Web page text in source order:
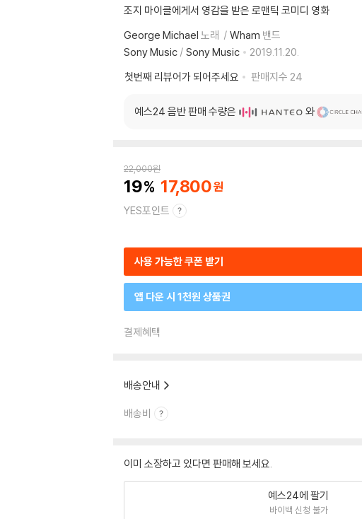
조지 마이클에게서 영감을 받은 로맨틱 코미디 영화
George Michael 노래 Wham 밴드
Sony Music / Sony Music
2019.11.20.
첫번째 리뷰어가 되어주세요
판매지수 24
예스24 음반 판매 수량은 와
22,000원
19 17,800
YES포인트
사용 가능한 쿠폰 받기
앱 다운 시 1천원 상품권
결제혜택
배송안내
배송비
이미 소장하고 있다면 판매해 보세요.
예스24에 팔기
바이백 신청 불가